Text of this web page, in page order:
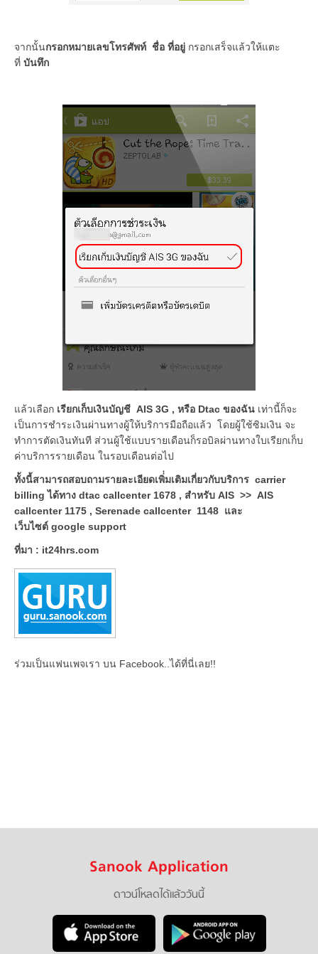
จากนั้นกรอกหมายเลขโทรศัพท์ ชื่อ ที่อยู่ กรอกเสร็จแล้วให้แตะ
ที่ บันทึก
แล้วเลือก เรียกเก็บเงินบัญชี AIS 3G , หรือ Dtac ของฉัน เท่านี้ก็จะ
เป็นการชำระเงินผ่านทางผู้ให้บริการมือถือแล้ว โดยผู้ใช้ซิมเงิน จะ
ทำการตัดเงินทันที ส่วนผู้ใช้แบบรายเดือนก็รอบิลผ่านทางใบเรียกเก็บ
ค่าบริการรายเดือน ในรอบเดือนต่อไป
ทั้งนี้สามารถสอบถามรายละเอียดเพิ่่มเติมเกี่ยวกับบริการ carrier
billing ได้ทาง dtac callcenter 1678 , สำหรับ AIS >> AIS
callcenter 1175 , Serenade callcenter 1148 และ
เว็บไซต์ google support
ที่มา : it24hrs.com
ร่วมเป็นแฟนเพจเรา บน Facebook..ได้ที่นี่เลย!!
Sanook Application
ดาวน์โหลดได้แล้ววันนี้